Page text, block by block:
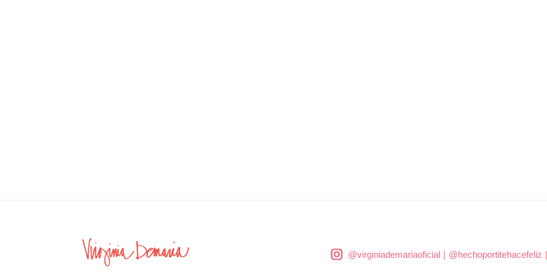
@virginiademariaoficial| @hechoportitehacefeliz |